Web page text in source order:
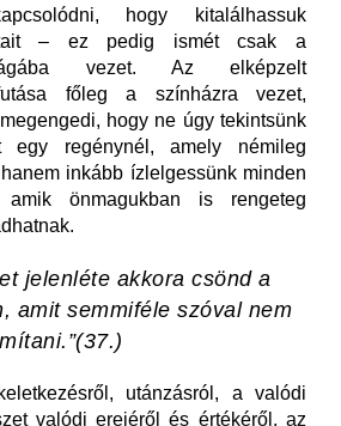
hogy kitalálhassuk
– ez pedig ismét csak a
vezet. Az elképzelt
főleg a színházra vezet,
hogy ne úgy tekintsünk
egy regénynél, amely némileg
inkább ízlelgessünk minden
amik önmagukban is rengeteg
jelenléte akkora csönd a
amit semmiféle szóval nem
(37.)
utánzásról, a valódi
valódi erejéről és értékéről, az